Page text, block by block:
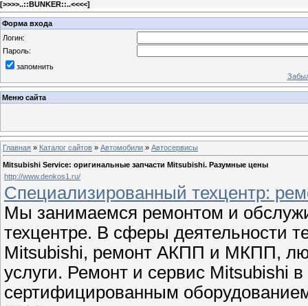
[>>>>..::BUNKER::..<<<<]
Форма входа
Логин:
Пароль:
запомнить
Меню сайта
Главная » Каталог сайтов » Автомобили » Автосервисы
Mitsubishi Service: оригинальные запчасти Mitsubishi. Разумные цены
http://www.denkos1.ru/
Специализированный техцентр:
Мы занимаемся ремонтом и
техцентре. В сферы деятельности
Mitsubishi, ремонт АКПП и МКПП,
услуги. Ремонт и сервис Mitsubishi
сертифицированным